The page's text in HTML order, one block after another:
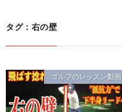
タグ：右の壁
ゴルフのレッスン動画